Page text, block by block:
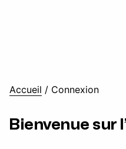
Accueil / Connexion
Bienvenue sur